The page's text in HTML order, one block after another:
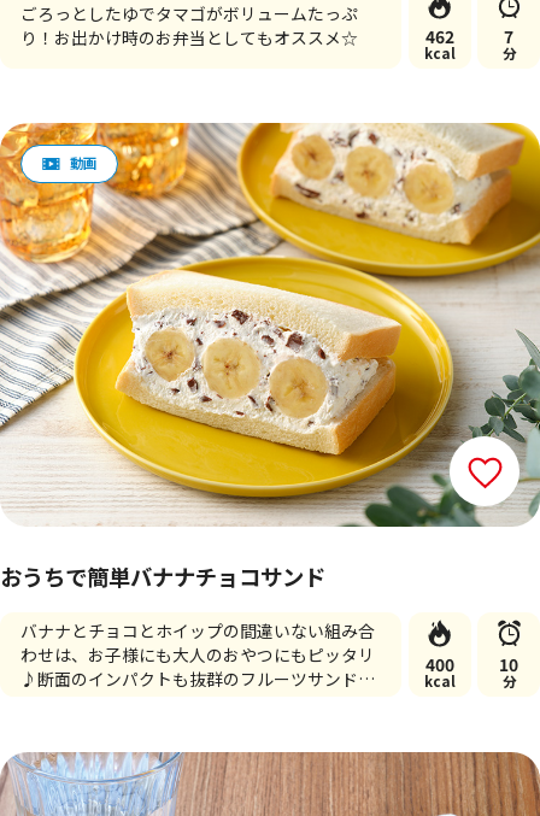
ごろっとしたゆでタマゴがボリュームたっぷ
り！お出かけ時のお弁当としてもオススメ☆
462
kcal
7
分
おうちで簡単バナナチョコサンド
バナナとチョコとホイップの間違いない組み合
わせは、お子様にも大人のおやつにもピッタリ
♪断面のインパクトも抜群のフルーツサンドで
400
kcal
10
分